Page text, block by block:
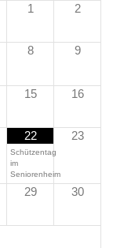
1
2
8 9
15 16
22
Schützentag
im
Seniorenheim
23
29 30